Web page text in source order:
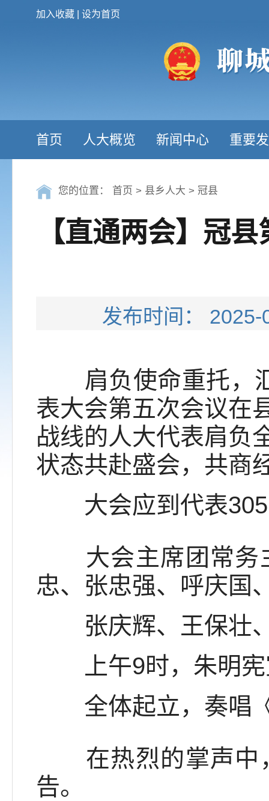
加入收藏 设为首页
首页 人大概览 新闻中心 重要
您的位置： 首页 > 县乡人大 > 冠县
【直通两会】冠
发布时间：
肩负使命重托，汇
表大会第五次会议在
战线的人大代表肩负
状态共赴盛会，共商
大会应到代表305
大会主席团常务主
忠、张忠强、呼庆国
张庆辉、王保壮、
上午9时，朱明宪
全体起立，奏唱《
在热烈的掌声中，
告。